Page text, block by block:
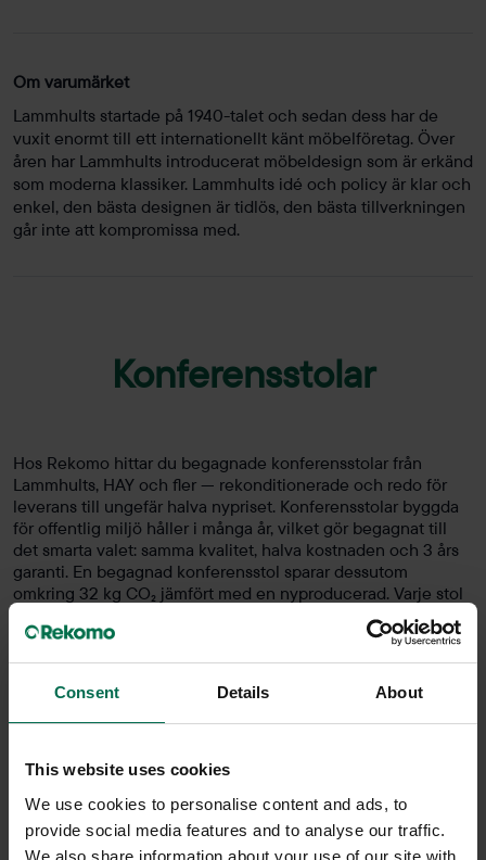
Consent Details About
This website uses cookies
We use cookies to personalise content and ads, to
provide social media features and to analyse our traffic.
We also share information about your use of our site with
Om varumärket
Lammhults startade på 1940-talet och sedan dess har de
vuxit enormt till ett internationellt känt möbelföretag. Över
åren har Lammhults introducerat möbeldesign som är erkänd
som moderna klassiker. Lammhults idé och policy är klar och
enkel, den bästa designen är tidlös, den bästa tillverkningen
går inte att kompromissa med.
Konferensstolar
Hos Rekomo hittar du begagnade konferensstolar från
Lammhults, HAY och fler — rekonditionerade och redo för
leverans till ungefär halva nypriset. Konferensstolar byggda
för offentlig miljö håller i många år, vilket gör begagnat till
det smarta valet: samma kvalitet, halva kostnaden och 3 års
garanti. En begagnad konferensstol sparar dessutom
omkring 32 kg CO₂ jämfört med en nyproducerad. Varje stol
kontrolleras och säljs med skick tydligt utskrivet. Ska ni
möblera ett helt mötesrum? Kontakta oss gärna för offert och
rådgivning.